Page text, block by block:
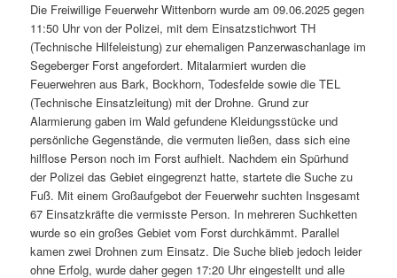
Die Freiwillige Feuerwehr Wittenborn wurde am 09.06.2025 gegen
11:50 Uhr von der Polizei, mit dem Einsatzstichwort TH
(Technische Hilfeleistung) zur ehemaligen Panzerwaschanlage im
Segeberger Forst angefordert. Mitalarmiert wurden die
Feuerwehren aus Bark, Bockhorn, Todesfelde sowie die TEL
(Technische Einsatzleitung) mit der Drohne. Grund zur
Alarmierung gaben im Wald gefundene Kleidungsstücke und
persönliche Gegenstände, die vermuten ließen, dass sich eine
hilflose Person noch im Forst aufhielt. Nachdem ein Spürhund
der Polizei das Gebiet eingegrenzt hatte, startete die Suche zu
Fuß. Mit einem Großaufgebot der Feuerwehr suchten Insgesamt
67 Einsatzkräfte die vermisste Person. In mehreren Suchketten
wurde so ein großes Gebiet vom Forst durchkämmt. Parallel
kamen zwei Drohnen zum Einsatz. Die Suche blieb jedoch leider
ohne Erfolg, wurde daher gegen 17:20 Uhr eingestellt und alle